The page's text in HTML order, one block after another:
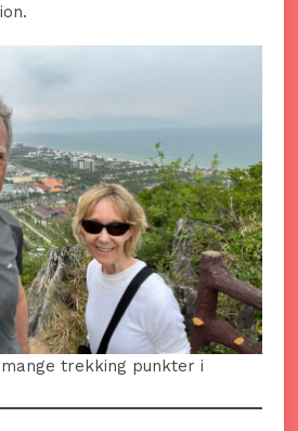
trekking punkter i